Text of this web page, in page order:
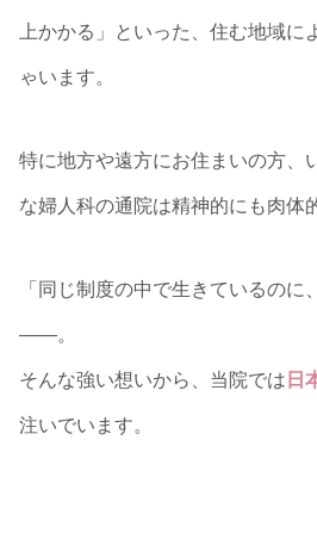
上かかる」といった、住む地域に
ゃいます。
特に地方や遠方にお住まいの方、
な婦人科の通院は精神的にも肉体
「同じ制度の中で生きているの
――。
そんな強い想いから、当院では日
注いでいます。